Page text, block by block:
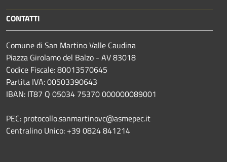
CONTATTI
Comune di San Martino Valle Caudina
Piazza Girolamo del Balzo - AV 83018
Codice Fiscale: 80013570645
Partita IVA: 00503390643
IBAN: IT87 Q 05034 75370 000000089001
PEC: protocollo.sanmartinovc@asmepec.it
Centralino Unico: +39 0824 841214